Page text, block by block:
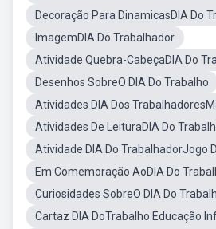
Decoração Para DinamicasDIA Do
ImagemDIA Do Trabalhador
Atividade Quebra-CabeçaDIA Do
Desenhos SobreO DIA Do Trabalho
Atividades DIA Dos
Atividades De LeituraDIA Do
Atividade DIA Do TrabalhadorJogo
Em Comemoração AoDIA Do
Curiosidades SobreO DIA Do
Cartaz DIA DoTrabalho Educação